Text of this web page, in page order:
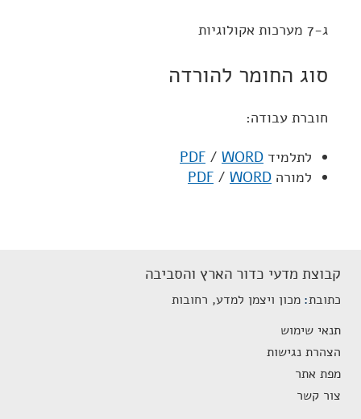
ג-7 מערכות אקולוגיות
סוג החומר להורדה
חוברת עבודה:
לתלמיד PDF / WORD
למורה
PDF / WORD
קבוצת מדעי כדור הארץ והסביבה
כתובת מכון ויצמן למדע, רחובות
תנאי שימוש
הצהרת נגישות
מפת אתר
צור קשר